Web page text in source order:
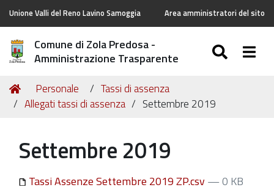
Unione Valli del Reno Lavino Samoggia Area amministratori del sito
Comune di Zola Predosa -
Amministrazione Trasparente
Tu
sei
Home
Personale
Tassi di assenza
Allegati tassi di assenza
Settembre 2019
Settembre 2019
Tassi Assenze Settembre 2019 ZP.csv — 0 KB